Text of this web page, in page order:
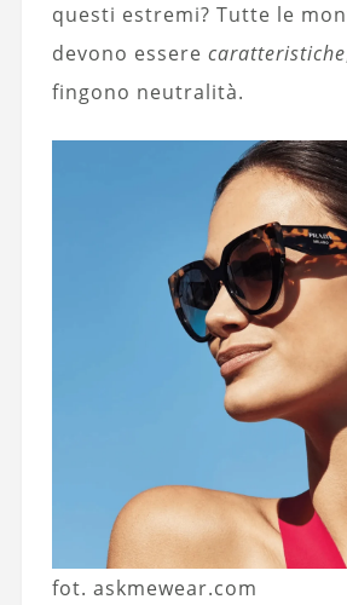
questi estremi? Tutte le
devono essere caratteristiche
fingono neutralità.
fot. askmewear.com